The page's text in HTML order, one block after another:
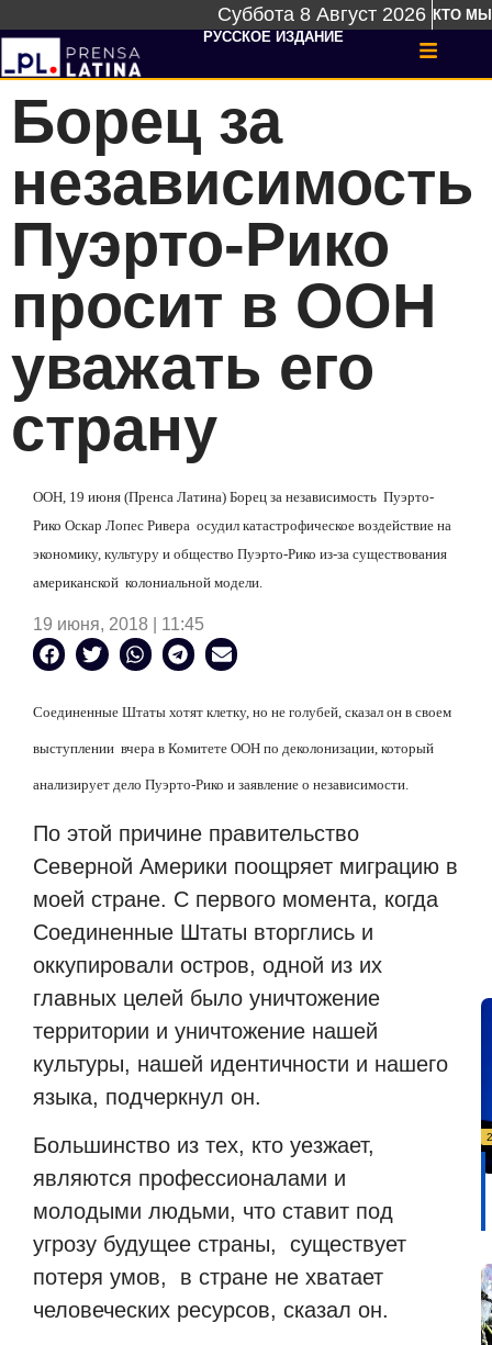
Суббота 8 Август 2026 КТО МЫ
РУССКОЕ ИЗДАНИЕ
Борец за
независимость
Пуэрто-Рико
просит в ООН
уважать его
страну
ООН, 19 июня (Пренса Латина) Борец за независимость Пуэрто-
Рико Оскар Лопес Ривера осудил катастрофическое воздействие на
экономику, культуру и общество Пуэрто-Рико из-за существования
американской колониальной модели.
19 июня, 2018 | 11:45
Соединенные Штаты хотят клетку, но не голубей, сказал он в своем
выступлении вчера в Комитете ООН по деколонизации, который
анализирует дело Пуэрто-Рико и заявление о независимости.
По этой причине правительство
Северной Америки поощряет миграцию в
моей стране. С первого момента, когда
Соединенные Штаты вторглись и
оккупировали остров, одной из их
главных целей было уничтожение
территории и уничтожение нашей
культуры, нашей идентичности и нашего
языка, подчеркнул он.
Большинство из тех, кто уезжает,
являются профессионалами и
молодыми людьми, что ставит под
угрозу будущее страны, существует
потеря умов, в стране не хватает
человеческих ресурсов, сказал он.